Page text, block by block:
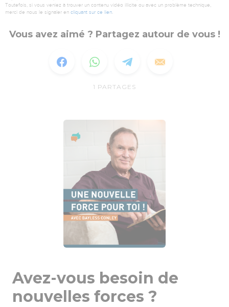
Toutefois, si vous veniez à trouver un contenu vidéo illicite ou avec un problème technique,
merci de nous le signaler en cliquant sur ce lien.
Vous avez aimé ? Partagez autour de vous !
1 PARTAGES
Avez-vous besoin de
nouvelles forces ?